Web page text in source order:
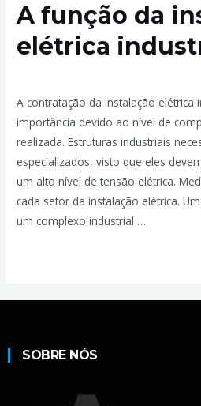
A função da
elétrica
A contratação da instalação elétrica
importância devido ao nível de
realizada. Estruturas industriais
especializados, visto que eles
um alto nível de tensão elétrica.
cada setor da instalação elétrica.
um complexo industrial …
SOBRE NÓS